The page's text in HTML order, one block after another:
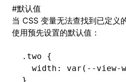
#默认值
当 CSS 变量无法查找到已定义
使用预先设置的默认值：
.two {
  width
: var (--view-